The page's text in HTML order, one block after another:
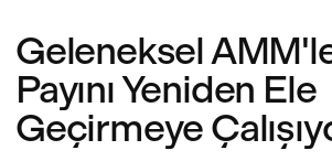
Geleneksel
Payını Yeniden Ele
Geçirmeye